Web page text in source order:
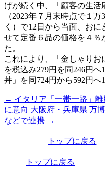
げが続く中、「顧客の生
（2023年７月末時点で１
く）で12日から当面、お
せて定番６品の価格を４％
た。
これにより、「金しゃりお
を税込み279円を同246円
丼」を同724円から592円へ
投
稿
← イタリア「一帯一路」
に意向 大阪府・兵庫県 万
などで連携 →
トップに戻る
トップに戻る